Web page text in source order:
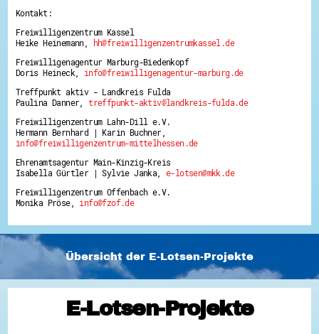
Kontakt:
Freiwilligenzentrum Kassel
Heike Heinemann,
hh@freiwilligenzentrumkassel.de
Freiwilligenagentur Marburg-Biedenkopf
Doris Heineck, info@freiwilligenagentur-marburg.de
Treffpunkt aktiv - Landkreis Fulda
Paulina Danner,treffpunkt-aktiv@landkreis-fulda.de
Freiwilligenzentrum Lahn-Dill e.V.
Hermann Bernhard | Karin Buchner,
info@freiwilligenzentrum-mittelhessen.de
Ehrenamtsagentur Main-Kinzig-Kreis
Isabella Gürtler | Sylvie Janka,e-lotsen@mkk.de
Freiwilligenzentrum Offenbach e.V.
Monika Pröse, info@fzof.de
Übersicht der E-Lotsen-Projekte
E-Lotsen-Projekte